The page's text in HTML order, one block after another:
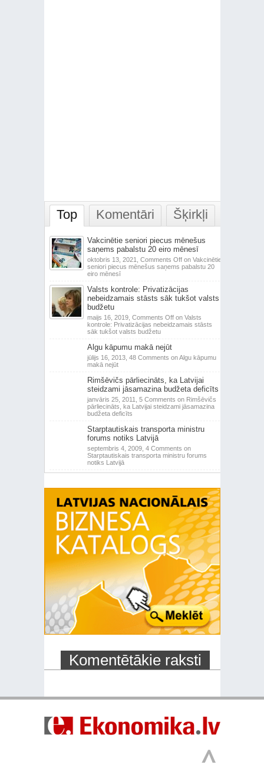
Top Komentāri Šķirkļi
Vakcinētie seniori piecus mēnešus
saņems pabalstu 20 eiro mēnesī
oktobris 13, 2021, Comments Offon Vakcinētie
seniori piecus mēnešus saņems pabalstu 20
eiro mēnesī
Valsts kontrole: Privatizācijas
nebeidzamais stāsts sāk tukšot valsts
budžetu
maijs 16, 2019, Comments Offon Valsts
kontrole: Privatizācijas nebeidzamais stāsts
sāk tukšot valsts budžetu
Algu kāpumu makā nejūt
jūlijs 16, 2013, 48 Comments on Algu kāpumu
makā nejūt
Rimšēvičs pārliecināts, ka Latvijai
steidzami jāsamazina budžeta deficīts
janvāris 25, 2011, 5 Comments on Rimšēvičs
pārliecināts, ka Latvijai steidzami jāsamazina
budžeta deficīts
Starptautiskais transporta ministru
forums notiks Latvijā
septembris 4, 2009, 4 Comments on
Starptautiskais transporta ministru forums
notiks Latvijā
Komentētākie raksti